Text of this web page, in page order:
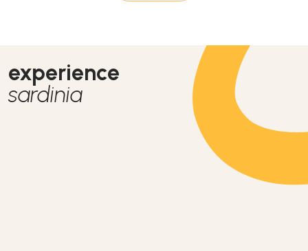
experience
sardinia